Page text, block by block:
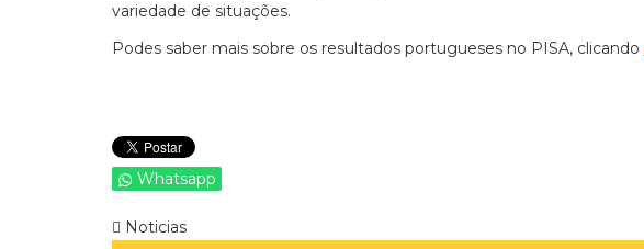
variedade de situações.
Podes saber mais sobre os resultados portugueses no PISA, clicando
Whatsapp
Noticias